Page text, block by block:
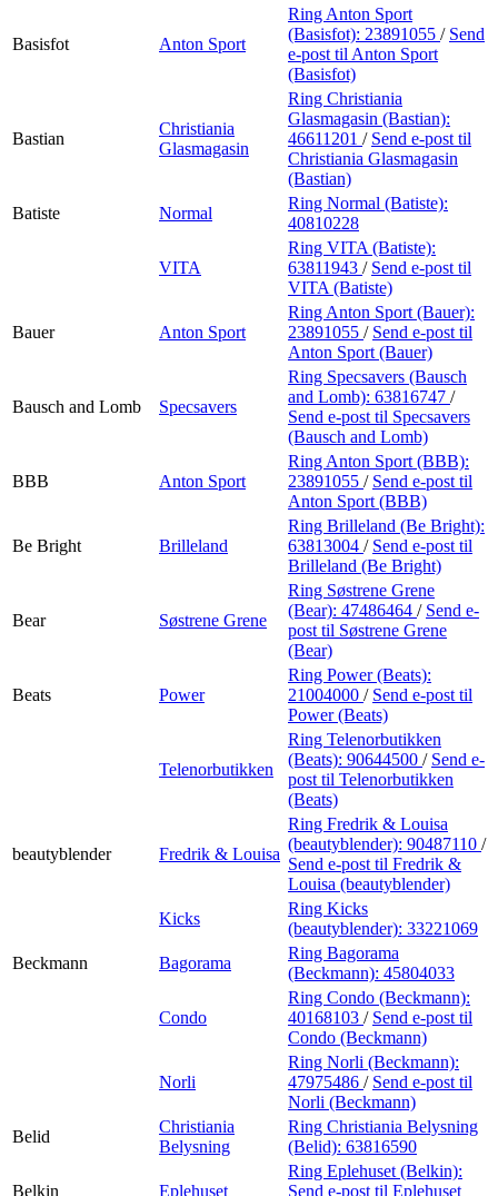
Basisfot Anton Sport
Ring Anton Sport
(Basisfot): 23891055 / Send
e-post til Anton Sport
(Basisfot)
Bastian
Christiania
Glasmagasin
Ring Christiania
Glasmagasin (Bastian):
46611201 / Send e-post til
Christiania Glasmagasin
(Bastian)
Batiste
Normal
Ring Normal (Batiste):
40810228
VITA
Ring VITA (Batiste):
63811943 / Send e-post til
VITA (Batiste)
Bauer Anton Sport
Ring Anton Sport (Bauer):
23891055 / Send e-post til
Anton Sport (Bauer)
Bausch and Lomb Specsavers
Ring Specsavers (Bausch
and Lomb): 63816747 /
Send e-post til Specsavers
(Bausch and Lomb)
BBB Anton Sport
Ring Anton Sport (BBB):
23891055 / Send e-post til
Anton Sport (BBB)
Be Bright Brilleland
Ring Brilleland (Be Bright):
63813004 / Send e-post til
Brilleland (Be Bright)
Bear Søstrene Grene
Ring Søstrene Grene
(Bear): 47486464 / Send e-
post til Søstrene Grene
(Bear)
Beats Power
Ring Power (Beats):
21004000 / Send e-post til
Power (Beats)
Telenorbutikken
Ring Telenorbutikken
(Beats): 90644500 / Send e-
post til Telenorbutikken
(Beats)
beautyblender Fredrik & Louisa
Ring Fredrik & Louisa
(beautyblender): 90487110 /
Send e-post til Fredrik &
Louisa (beautyblender)
Kicks
Ring Kicks
(beautyblender): 33221069
Beckmann
Bagorama
Ring Bagorama
(Beckmann): 45804033
Condo
Ring Condo (Beckmann):
40168103 / Send e-post til
Condo (Beckmann)
Norli
Ring Norli (Beckmann):
47975486 / Send e-post til
Norli (Beckmann)
Belid
Christiania
Belysning
Ring Christiania Belysning
(Belid): 63816590
Belkin Eplehuset
Ring Eplehuset (Belkin):
Send e-post til Eplehuset